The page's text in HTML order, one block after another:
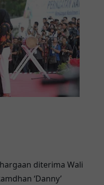
diterima Wali
‘Danny’